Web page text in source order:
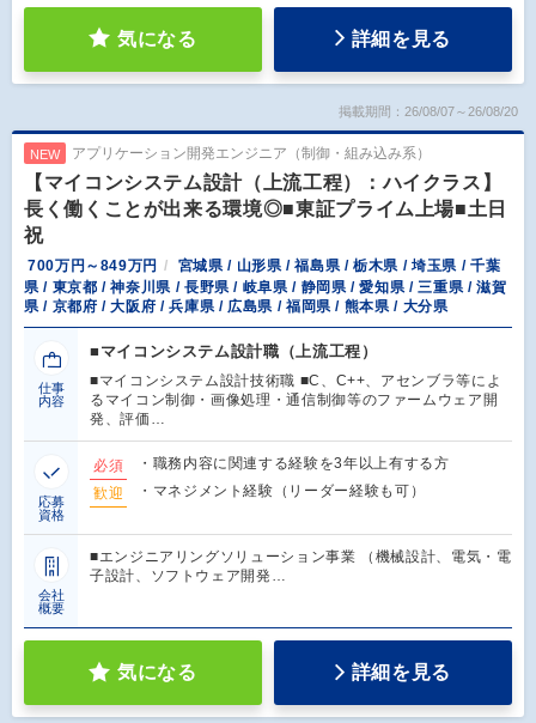
気になる 詳細を見る
掲載期間：26/08/07～26/08/20
NEW アプリケーション開発エンジニア（制御・組み込み系）
【マイコンシステム設計（上流工程）：ハイクラス】
長く働くことが出来る環境◎■東証プライム上場■土日
祝
700万円～849万円
宮城県 / 山形県 / 福島県 / 栃木県 / 埼玉県 / 千葉
県 / 東京都 / 神奈川県 / 長野県 / 岐阜県 / 静岡県 / 愛知県 / 三重県 / 滋賀
県 / 京都府 / 大阪府 / 兵庫県 / 広島県 / 福岡県 / 熊本県 / 大分県
仕事
内容
■マイコンシステム設計職（上流工程）
■マイコンシステム設計技術職 ■C、C++、アセンブラ等によ
るマイコン制御・画像処理・通信制御等のファームウェア開
発、評価…
応募
資格
必須
・職務内容に関連する経験を3年以上有する方
歓迎
・マネジメント経験（リーダー経験も可）
会社
概要
■エンジニアリングソリューション事業 （機械設計、電気・電
子設計、ソフトウェア開発…
気になる 詳細を見る